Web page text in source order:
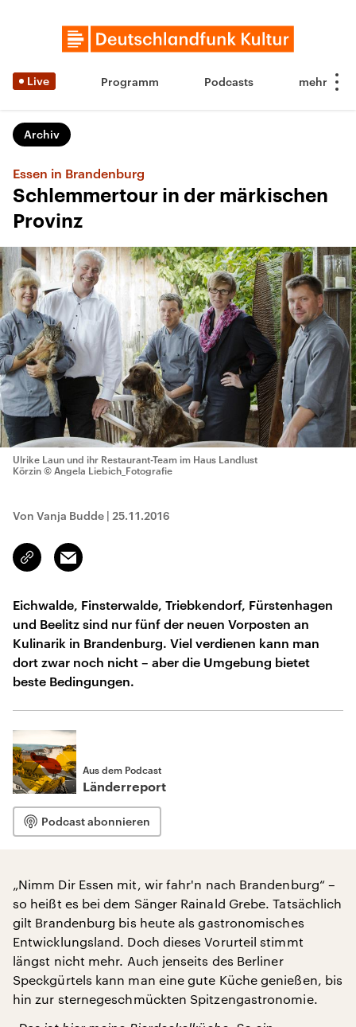
Live Programm Podcasts
Archiv
Essen in Brandenburg
Schlemmertour in der märkischen
Provinz
Ulrike Laun und ihr Restaurant-Team im Haus Landlust
Körzin © Angela Liebich_Fotografie
Von Vanja Budde | 25.11.2016
Link
kopieren/teilen
Email
Eichwalde, Finsterwalde, Triebkendorf, Fürstenhagen
und Beelitz sind nur fünf der neuen Vorposten an
Kulinarik in Brandenburg. Viel verdienen kann man
dort zwar noch nicht – aber die Umgebung bietet
beste Bedingungen.
Aus dem Podcast
Länderreport
Podcast abonnieren
„Nimm Dir Essen mit, wir fahr'n nach Brandenburg“ –
so heißt es bei dem Sänger Rainald Grebe. Tatsächlich
gilt Brandenburg bis heute als gastronomisches
Entwicklungsland. Doch dieses Vorurteil stimmt
längst nicht mehr. Auch jenseits des Berliner
Speckgürtels kann man eine gute Küche genießen, bis
hin zur sternegeschmückten Spitzengastronomie.